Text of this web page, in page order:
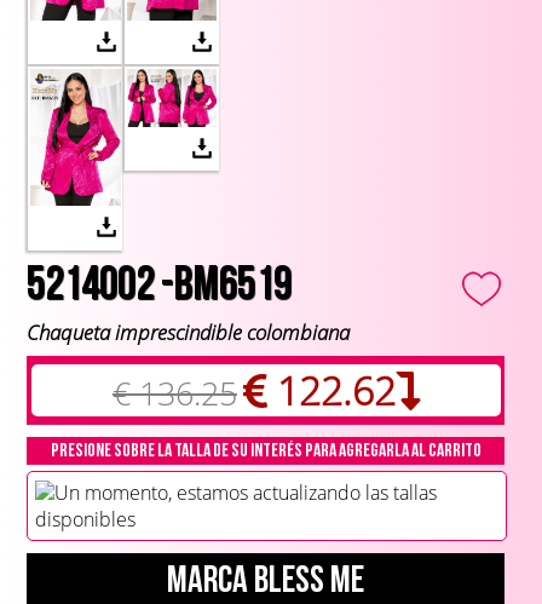
5214002 -BM6519
Chaqueta imprescindible colombiana
€ 136.25 122.62
Presione sobre la talla de su interés para agregarla al carrito
Un momento, estamos actualizando las tallas
disponibles
Marca BLESS ME